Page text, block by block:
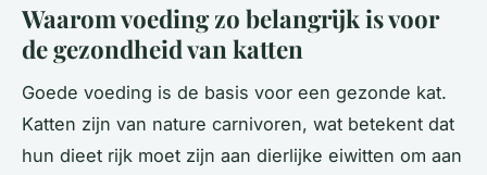
Waarom voeding zo belangrijk is voor
de gezondheid van katten
Goede voeding is de basis voor een gezonde kat.
Katten zijn van nature carnivoren, wat betekent dat
hun dieet rijk moet zijn aan dierlijke eiwitten om aan